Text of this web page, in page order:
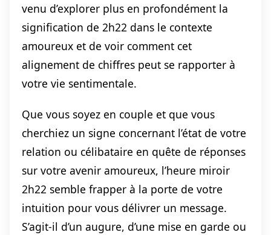
venu d’explorer plus en profondément la
signification de 2h22 dans le contexte
amoureux et de voir comment cet
alignement de chiffres peut se rapporter à
votre vie sentimentale.
Que vous soyez en couple et que vous
cherchiez un signe concernant l’état de votre
relation ou célibataire en quête de réponses
sur votre avenir amoureux, l’heure miroir
2h22 semble frapper à la porte de votre
intuition pour vous délivrer un message.
S’agit-il d’un augure, d’une mise en garde ou